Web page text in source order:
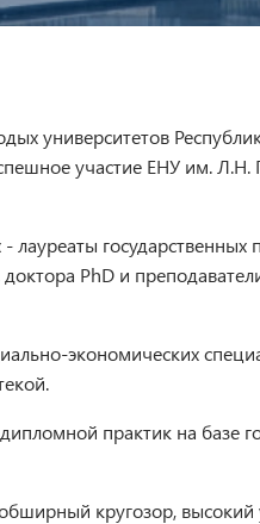
университетов
участие ЕНУ им.
государственных
PhD и
экономических
практик на базе
кругозор,